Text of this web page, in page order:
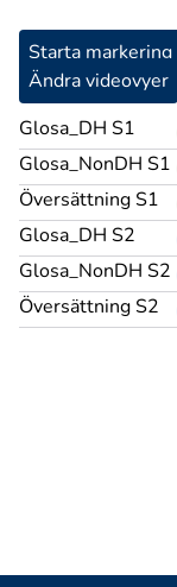
Starta markering
Ändra videovyer
Glosa_DH S1
Glosa_NonDH S1
Översättning S1
Glosa_DH S2
Glosa_NonDH S2
Översättning S2
POJKE